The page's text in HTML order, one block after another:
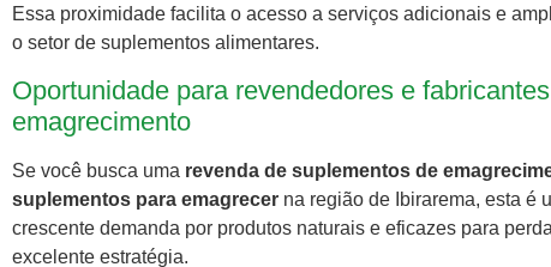
Essa proximidade facilita o acesso a serviços adicionais e
o setor de suplementos alimentares.
Oportunidade para revendedores e
emagrecimento
Se você busca uma revenda de suplementos de
suplementos para emagrecer na região de Ibirarema, esta é
crescente demanda por produtos naturais e eficazes para
excelente estratégia.